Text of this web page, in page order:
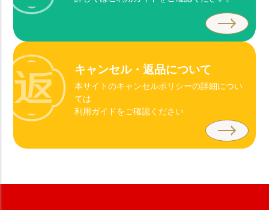
キャンセル・返品について
本サイトのキャンセルポリシーの詳細につい
ては
利用ガイドをご確認ください